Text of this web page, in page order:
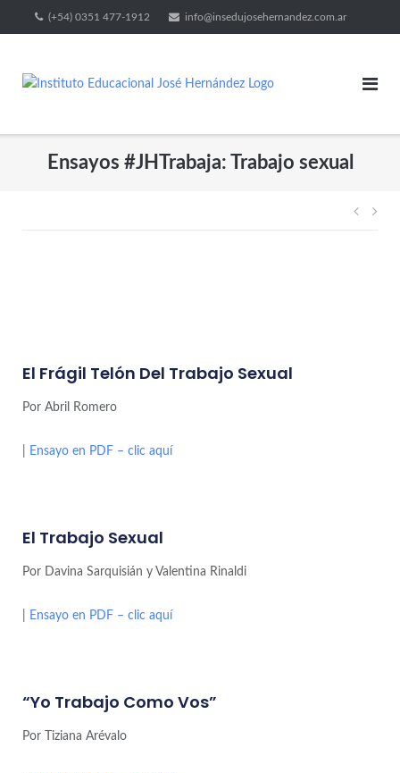
(+54) 0351 477-1912 info@insedujosehernandez.com.ar
Ensayos #JHTrabaja: Trabajo sexual
El Frágil Telón Del Trabajo Sexual
Por Abril Romero
Ensayo en PDF – clic aquí
El Trabajo Sexual
Por Davina Sarquisián y Valentina Rinaldi
Ensayo en PDF – clic aquí
“Yo Trabajo Como Vos”
Por Tiziana Arévalo